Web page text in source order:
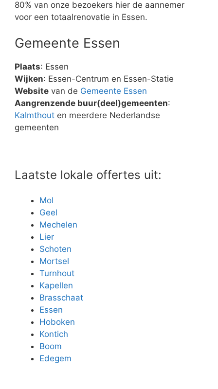
80% van onze bezoekers hier de aannemer
voor een totaalrenovatie in Essen.
Gemeente Essen
Plaats: Essen
Wijken: Essen-Centrum en Essen-Statie
Website van de Gemeente Essen
Aangrenzende buur(deel)gemeenten:
Kalmthout en meerdere Nederlandse
gemeenten
Laatste lokale offertes uit:
Mol
Geel
Mechelen
Lier
Schoten
Mortsel
Turnhout
Kapellen
Brasschaat
Essen
Hoboken
Kontich
Boom
Edegem